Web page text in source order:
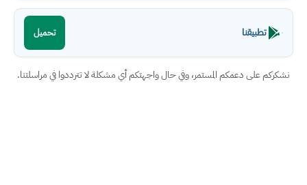
تطبيقنا تحميل
نشكركم على دعمكم المستمر، وفي حال واجهتكم أي مشكلة لا تترددوا في مراسلتنا.